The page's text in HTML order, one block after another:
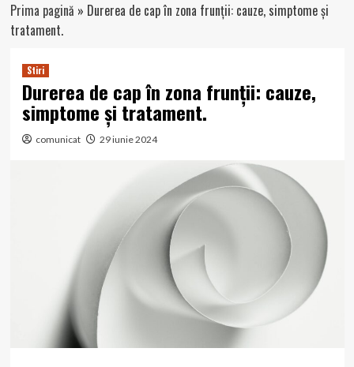
Prima pagină » Durerea de cap în zona frunții: cauze, simptome și
tratament.
Stiri
Durerea de cap în zona frunții: cauze,
simptome și tratament.
comunicat 29 iunie 2024